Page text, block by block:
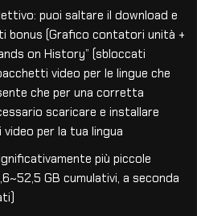
puoi saltare il download e
bonus (Grafico contatori unità +
on History” (sbloccati
video per le lingue che
che per una corretta
scaricare e installare
per la tua lingua
più piccole
GB cumulativi, a seconda